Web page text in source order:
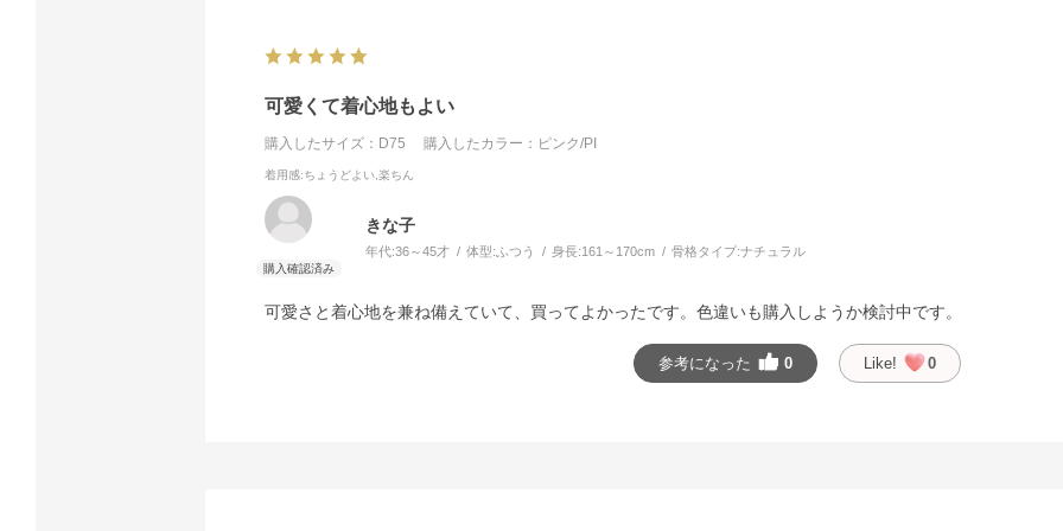
可愛くて着心地もよい
購入したサイズ：D75 購入したカラー：ピンク/PI
着用感:ちょうどよい,楽ちん
きな子
年代:36～45才 体型: ふつう 身長:161～170cm 骨格タイプ:ナチュラル
可愛さと着心地を兼ね備えていて、買ってよかったです。色違いも購入しようか検討中です。
参考になった 0 Like! 0